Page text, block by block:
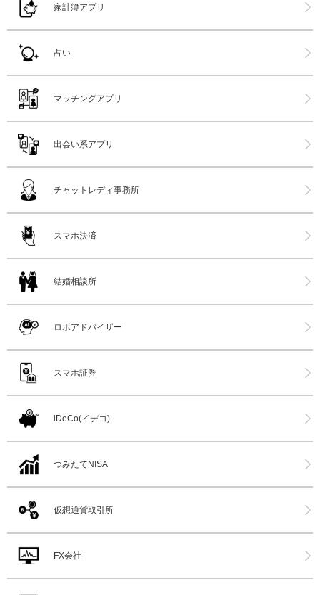
家計簿アプリ
占い
マッチングアプリ
出会い系アプリ
チャットレディ事務所
スマホ決済
結婚相談所
ロボアドバイザー
スマホ証券
iDeCo(イデコ)
つみたてNISA
仮想通貨取引所
FX会社